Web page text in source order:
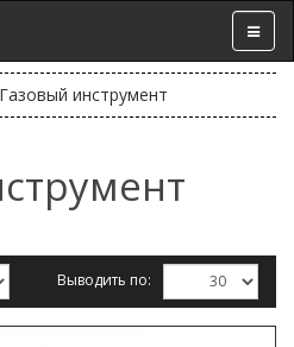
Газовый инструмент
Выводить по: